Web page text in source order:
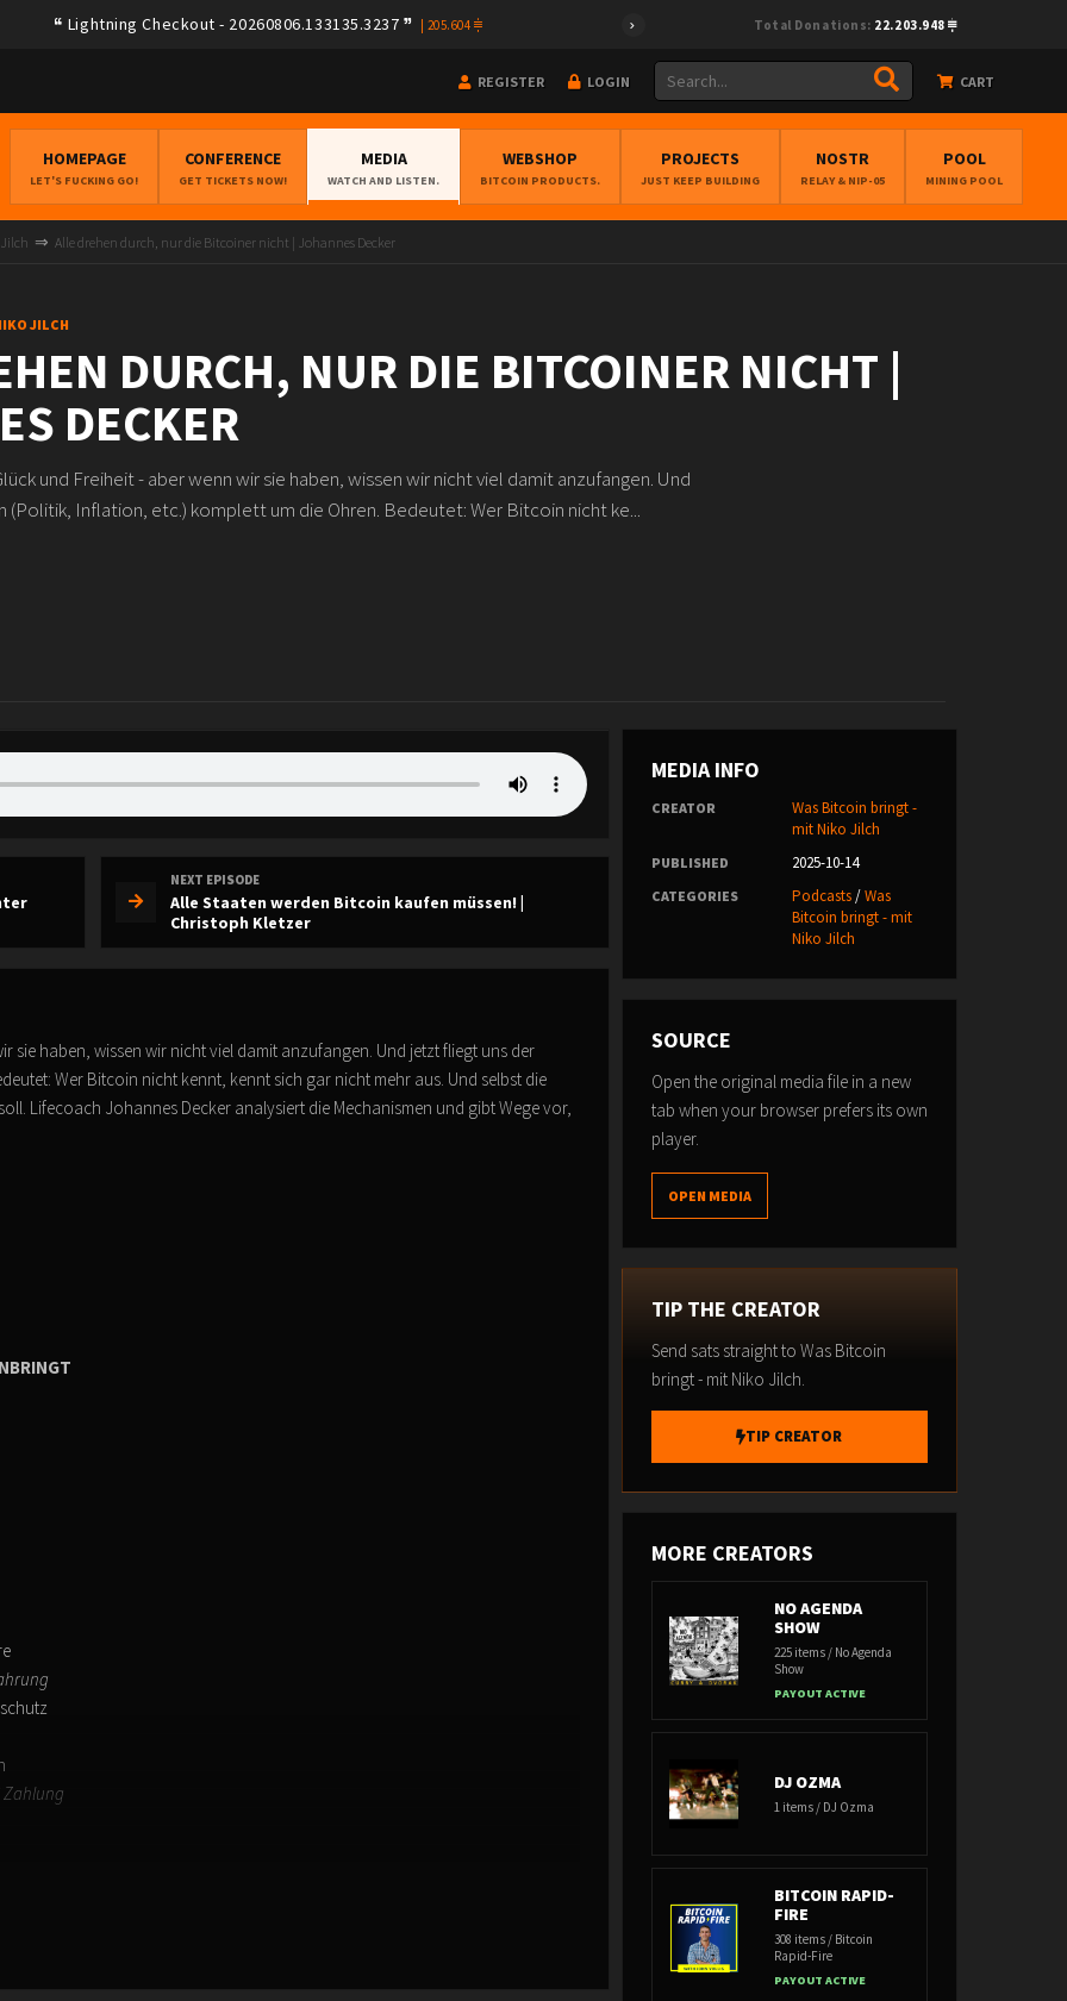
Lightning Checkout - 20260806.133135.3237 205.604 Total Donations: 22.203.948
REGISTER LOGIN CART
HOMEPAGE
LET'S FUCKING GO!
CONFERENCE
GET TICKETS NOW!
MEDIA
WATCH AND LISTEN.
WEBSHOP
BITCOIN PRODUCTS.
PROJECTS
JUST KEEP BUILDING
NOSTR
RELAY & NIP-05
POOL
MINING POOL
Alle drehen durch, nur die Bitcoiner nicht | Johannes Decker
JILCH
DURCH, NUR DIE BITCOINER NICHT |
DECKER
und Freiheit - aber wenn wir sie haben, wissen wir nicht viel damit anzufangen. Und
(Politik, Inflation, etc.) komplett um die Ohren. Bedeutet: Wer Bitcoin nicht ke...
NEXT EPISODE
Alle Staaten werden Bitcoin kaufen müssen! |
Christoph Kletzer
sie haben, wissen wir nicht viel damit anzufangen. Und jetzt fliegt uns der
Wer Bitcoin nicht kennt, kennt sich gar nicht mehr aus. Und selbst die
Lifecoach Johannes Decker analysiert die Mechanismen und gibt Wege vor,
Zahlung
MEDIA INFO
CREATOR
Was Bitcoin bringt -
mit Niko Jilch
PUBLISHED 2025-10-14
CATEGORIES Podcasts/Was
Bitcoin bringt - mit
Niko Jilch
SOURCE
Open the original media file in a new
tab when your browser prefers its own
player.
OPEN MEDIA
TIP THE CREATOR
Send sats straight to Was Bitcoin
bringt - mit Niko Jilch.
TIP CREATOR
MORE CREATORS
NO AGENDA
SHOW
225 items / No Agenda
Show
PAYOUT ACTIVE
DJ OZMA
1 items / DJ Ozma
BITCOIN RAPID-
FIRE
308 items / Bitcoin
Rapid-Fire
PAYOUT ACTIVE